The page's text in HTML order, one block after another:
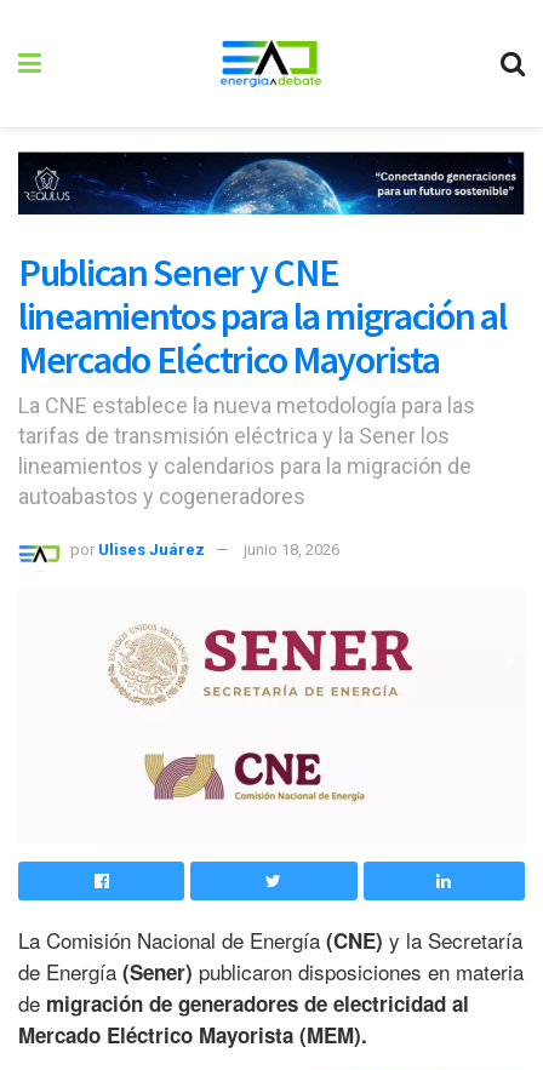
Publican Sener y CNE
lineamientos para la migración al
Mercado Eléctrico Mayorista
La CNE establece la nueva metodología para las
tarifas de transmisión eléctrica y la Sener los
lineamientos y calendarios para la migración de
autoabastos y cogeneradores
por Ulises Juárez junio 18, 2026
La Comisión Nacional de Energía (CNE) y la Secretaría
de Energía (Sener) publicaron disposiciones en materia
de migración de generadores de electricidad al
Mercado Eléctrico Mayorista (MEM).